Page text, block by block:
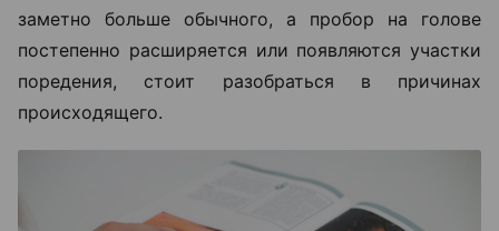
заметно больше обычного, а пробор на голове
постепенно расширяется или появляются участки
поредения, стоит разобраться в причинах
происходящего.